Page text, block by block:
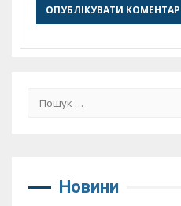
Пошук:
Новини